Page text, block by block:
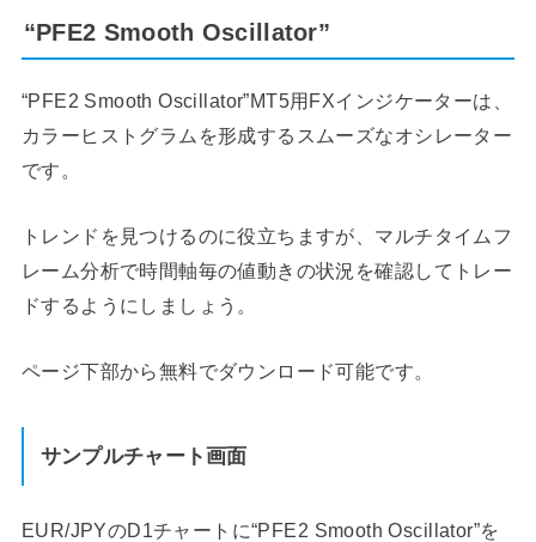
“PFE2 Smooth Oscillator”
“PFE2 Smooth Oscillator”MT5用FXインジケーターは、
カラーヒストグラムを形成するスムーズなオシレーター
です。
トレンドを見つけるのに役立ちますが、マルチタイムフ
レーム分析で時間軸毎の値動きの状況を確認してトレー
ドするようにしましょう。
ページ下部から無料でダウンロード可能です。
サンプルチャート画面
EUR/JPYのD1チャートに“PFE2 Smooth Oscillator”を